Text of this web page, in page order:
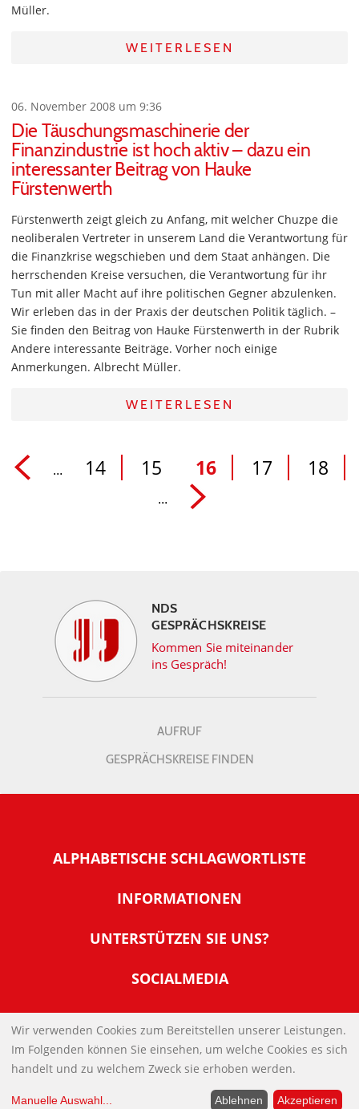
Müller.
WEITERLESEN
06. November 2008 um 9:36
Die Täuschungsmaschinerie der
Finanzindustrie ist hoch aktiv – dazu ein
interessanter Beitrag von Hauke
Fürstenwerth
Fürstenwerth zeigt gleich zu Anfang, mit welcher Chuzpe die
neoliberalen Vertreter in unserem Land die Verantwortung für
die Finanzkrise wegschieben und dem Staat anhängen. Die
herrschenden Kreise versuchen, die Verantwortung für ihr
Tun mit aller Macht auf ihre politischen Gegner abzulenken.
Wir erleben das in der Praxis der deutschen Politik täglich. –
Sie finden den Beitrag von Hauke Fürstenwerth in der Rubrik
Andere interessante Beiträge. Vorher noch einige
Anmerkungen. Albrecht Müller.
WEITERLESEN
... 14 15 16 17 18
...
NDS
GESPRÄCHSKREISE
Kommen Sie miteinander
ins Gespräch!
AUFRUF
GESPRÄCHSKREISE FINDEN
ALPHABETISCHE SCHLAGWORTLISTE
INFORMATIONEN
Warum NachDenkSeiten
Tipps zur Nutzung der NachDenkSeiten
Banner und E-Mail-Signaturen
Links
Kontakt
Impressum
UNTERSTÜTZEN SIE UNS?
Werden Sie Fördermitglied
Spenden Sie Online
SOCIALMEDIA
IMPRESSUM
DATENSCHUTZERKLÄRUNG
Wir verwenden Cookies zum Bereitstellen unserer Leistungen.
Im Folgenden können Sie einsehen, um welche Cookies es sich
handelt und zu welchem Zweck sie erhoben werden.
Manuelle Auswahl... Ablehnen Akzeptieren